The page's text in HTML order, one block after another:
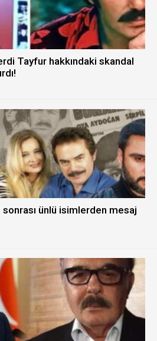
Tayfur hakkındaki skandal
sonrası ünlü isimlerden mesaj